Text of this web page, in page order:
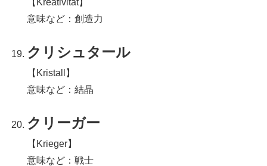
【Kreativität】
意味など：創造力
クリシュタール
【Kristall】
意味など：結晶
クリーガー
【Krieger】
意味など：戦士